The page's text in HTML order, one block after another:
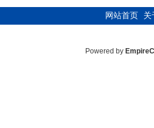
网站首页 关
Powered by